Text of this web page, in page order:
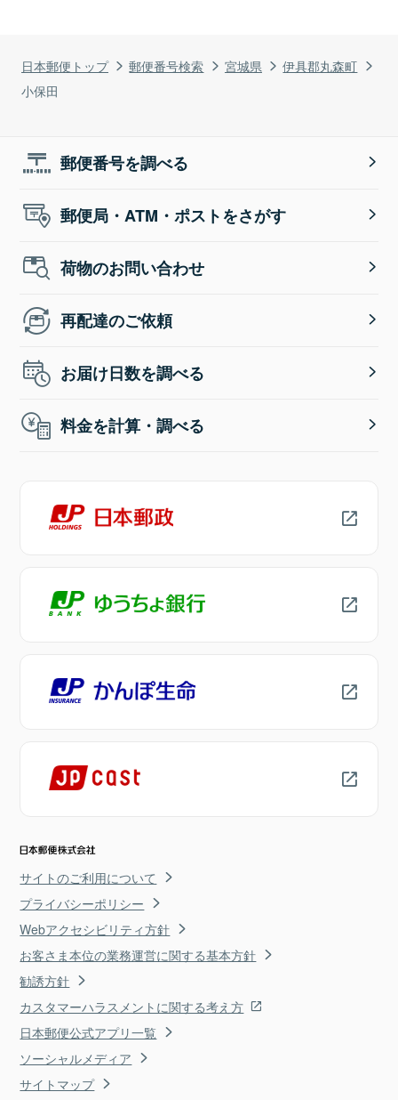
日本郵便トップ 郵便番号検索 宮城県
伊具郡丸森町
小保田
郵便番号を調べる
郵便局・ATM・ポストをさがす
荷物のお問い合わせ
再配達のご依頼
お届け日数を調べる
料金を計算・調べる
サイトのご利用について
プライバシーポリシー
Webアクセシビリティ方針
お客さま本位の業務運営に関する基本方針
勧誘方針
カスタマーハラスメントに関する考え方
日本郵便公式アプリ一覧
ソーシャルメディア
サイトマップ